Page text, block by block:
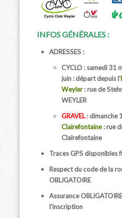
INFOS GÉNÉRALES :
ADRESSES :
CYCLO : samedi 31
juin :départ depuis l’
Weyler: rue de
WEYLER
GRAVEL: dimanche
Clairefontaine: rue
Clairefontaine
Traces GPS disponibles
Respect du code de la
OBLIGATOIRE
Assurance
l’inscription